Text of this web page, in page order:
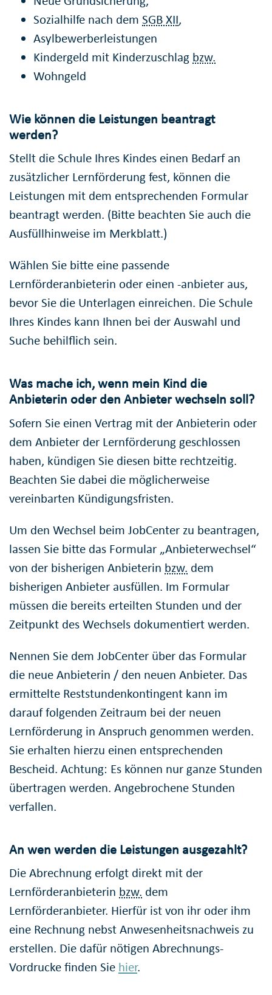
Sozialhilfe nach dem SGB XII,
Asylbewerberleistungen
Kindergeld mit Kinderzuschlag bzw.
Wohngeld
Wie können die Leistungen beantragt
werden?
Stellt die Schule Ihres Kindes einen Bedarf an
zusätzlicher Lernförderung fest, können die
Leistungen mit dem entsprechenden Formular
beantragt werden. (Bitte beachten Sie auch die
Ausfüllhinweise im Merkblatt.)
Wählen Sie bitte eine passende
Lernförderanbieterin oder einen -anbieter aus,
bevor Sie die Unterlagen einreichen. Die Schule
Ihres Kindes kann Ihnen bei der Auswahl und
Suche behilflich sein.
Was mache ich, wenn mein Kind die
Anbieterin oder den Anbieter wechseln soll?
Sofern Sie einen Vertrag mit der Anbieterin oder
dem Anbieter der Lernförderung geschlossen
haben, kündigen Sie diesen bitte rechtzeitig.
Beachten Sie dabei die möglicherweise
vereinbarten Kündigungsfristen.
Um den Wechsel beim JobCenter zu beantragen,
lassen Sie bitte das Formular „Anbieterwechsel“
von der bisherigen Anbieterin bzw. dem
bisherigen Anbieter ausfüllen. Im Formular
müssen die bereits erteilten Stunden und der
Zeitpunkt des Wechsels dokumentiert werden.
Nennen Sie dem JobCenter über das Formular
die neue Anbieterin / den neuen Anbieter. Das
ermittelte Reststundenkontingent kann im
darauf folgenden Zeitraum bei der neuen
Lernförderung in Anspruch genommen werden.
Sie erhalten hierzu einen entsprechenden
Bescheid. Achtung: Es können nur ganze Stunden
übertragen werden. Angebrochene Stunden
verfallen.
An wen werden die Leistungen ausgezahlt?
Die Abrechnung erfolgt direkt mit der
Lernförderanbieterin bzw. dem
Lernförderanbieter. Hierfür ist von ihr oder ihm
eine Rechnung nebst Anwesenheitsnachweis zu
erstellen. Die dafür nötigen Abrechnungs-
Vordrucke finden Sie hier.